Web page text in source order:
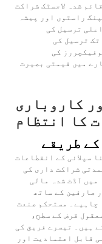
شدہ لاجسٹک شراکت
راستوں اور پیشہ
ترسیل کی
ترسیل کی
کی
میں قیمتی بصیرت
کاروباری
کا انتظام
طریقے
سپلائی کے انقطاعات
شراکت داری کی
میں آڈٹ شدہ مالی
صارفین کے ساتھ
چاہیے۔ مستحکم صنعت
قرض کے سطح،
ہیں۔ تیسرے فریق کی
قابل اعتمادیت اور